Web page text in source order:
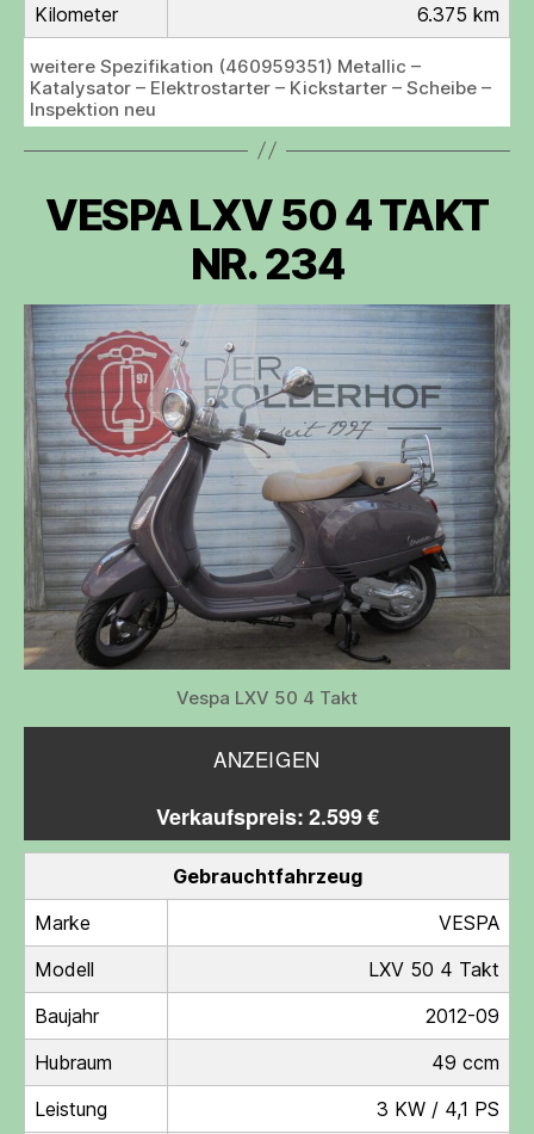
Kilometer
6.375 km
weitere Spezifikation (460959351) Metallic –
Katalysator – Elektrostarter – Kickstarter – Scheibe –
Inspektion neu
VESPA LXV 50 4 TAKT
NR. 234
Vespa LXV 50 4 Takt
ANZEIGEN
Verkaufspreis: 2.599 €
Gebrauchtfahrzeug
Marke
VESPA
Modell
LXV 50 4 Takt
Baujahr
2012-09
Hubraum
49 ccm
Leistung
3 KW / 4,1 PS